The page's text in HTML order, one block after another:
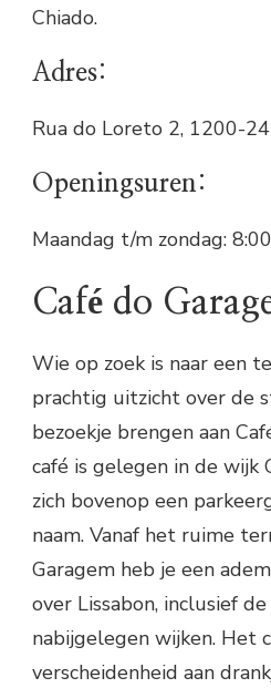
Chiado.
Adres:
Rua do Loreto 2, 1200-
Openingsuren:
Maandag t/m zondag:
Café do
Wie op zoek is naar een
prachtig uitzicht over de
bezoekje brengen aan
café is gelegen in de wijk
zich bovenop een
naam. Vanaf het ruime
Garagem heb je een
over Lissabon, inclusief
nabijgelegen wijken. Het
verscheidenheid aan